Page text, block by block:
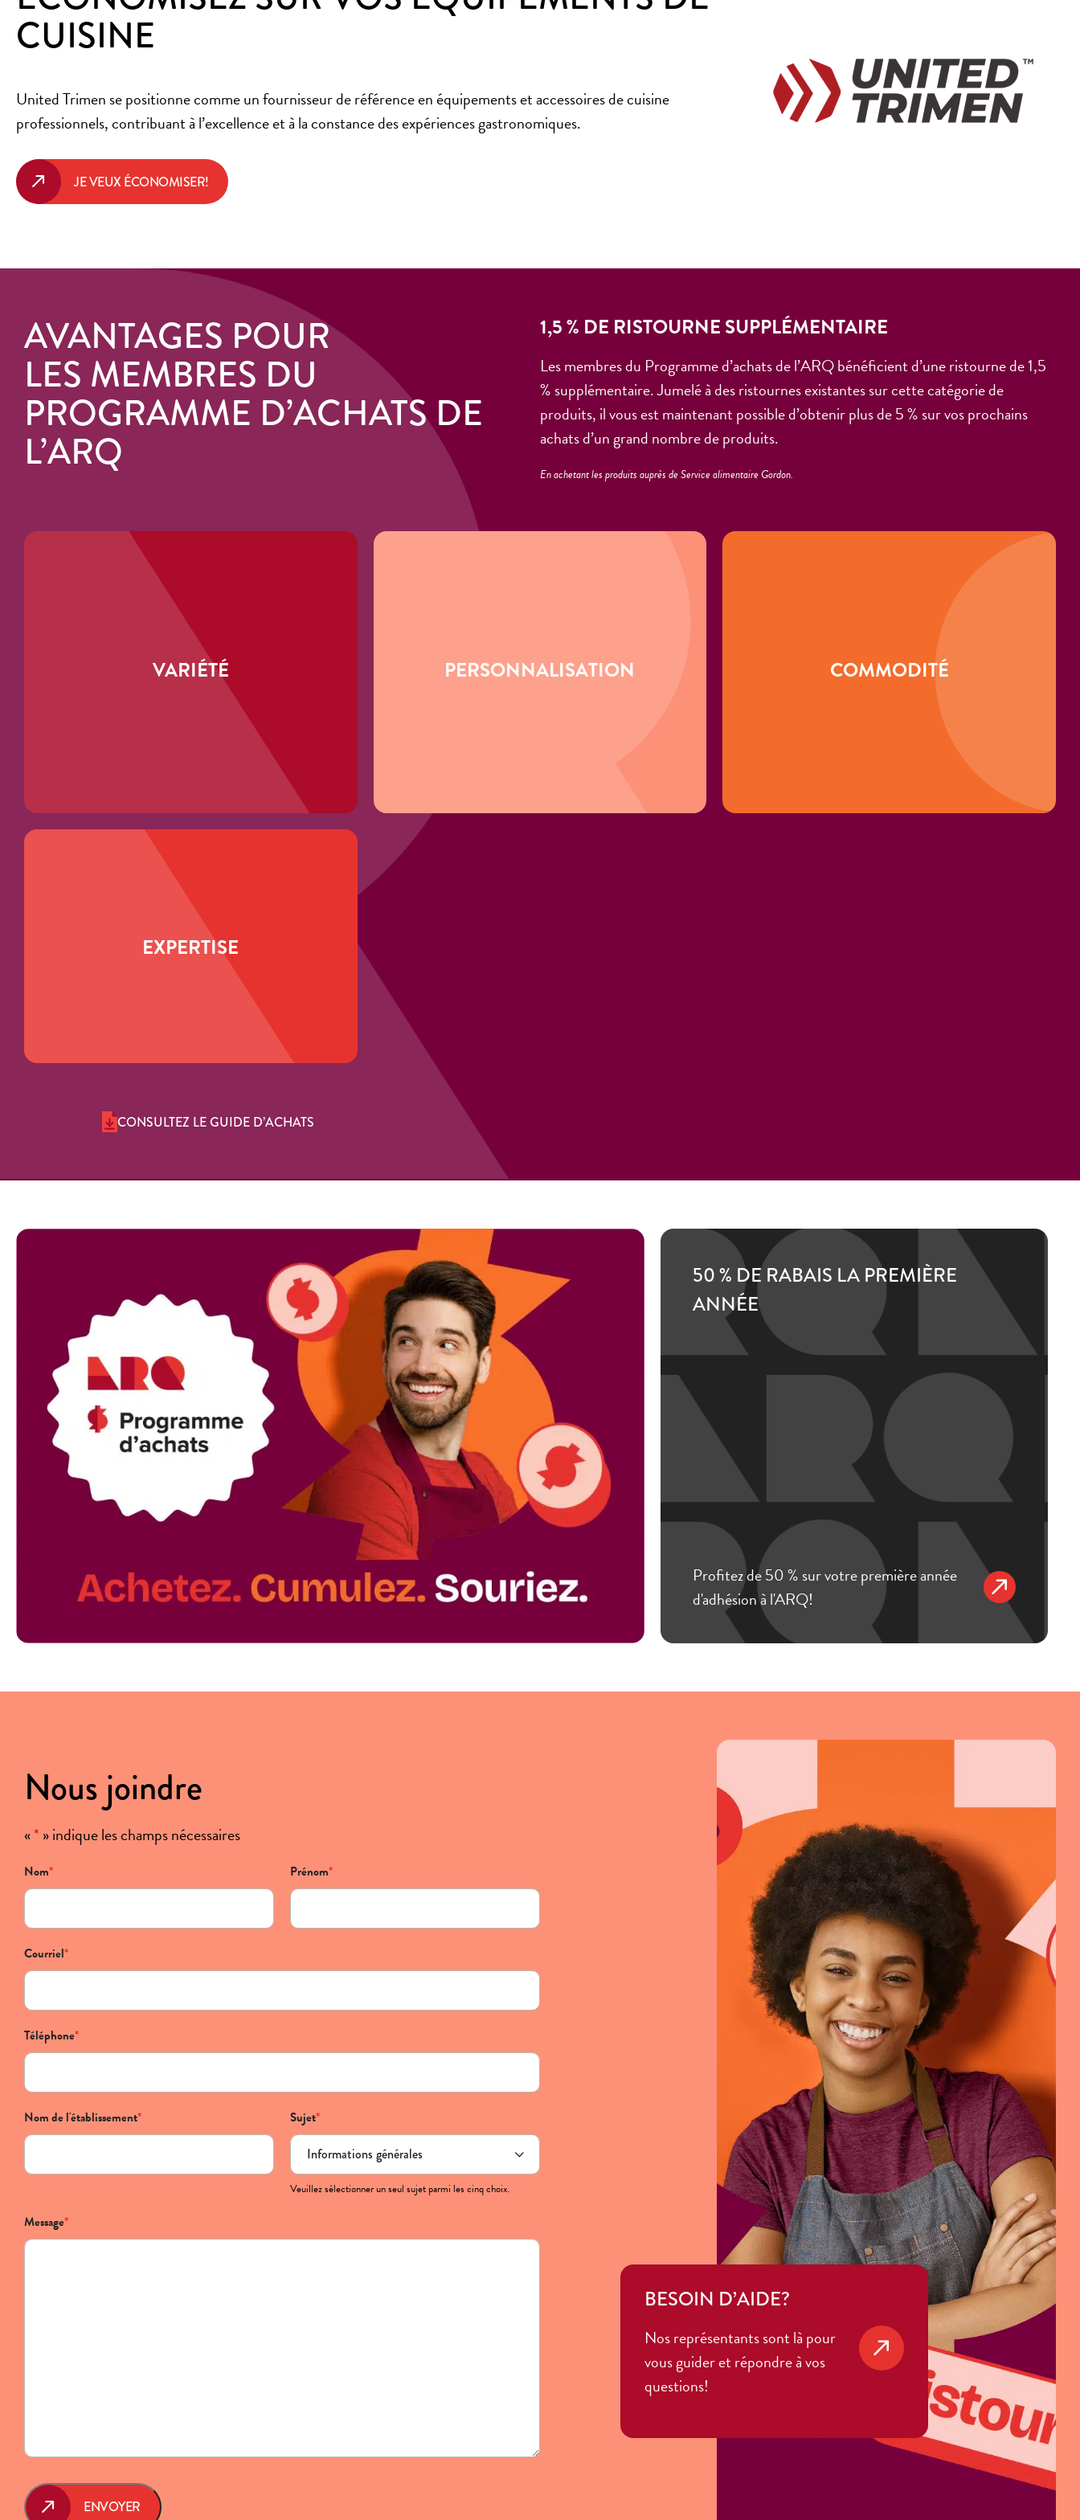
CUISINE
United Trimen se positionne comme un fournisseur de référence en équipements et accessoires de cuisine
professionnels, contribuant à l’excellence et à la constance des expériences gastronomiques.
JE VEUX ÉCONOMISER!
AVANTAGES POUR
LES MEMBRES DU
PROGRAMME D’ACHATS DE
L’ARQ
1,5 % DE RISTOURNE SUPPLÉMENTAIRE
Les membres du Programme d’achats de l’ARQ bénéficient d’une ristourne de 1,5
% supplémentaire. Jumelé à des ristournes existantes sur cette catégorie de
produits, il vous est maintenant possible d’obtenir plus de 5 % sur vos prochains
achats d’un grand nombre de produits.
En achetant les produits auprès de Service alimentaire Gordon.
VARIÉTÉ PERSONNALISATION COMMODITÉ
EXPERTISE
CONSULTEZ LE GUIDE D’ACHATS
50 % DE RABAIS LA PREMIÈRE
ANNÉE
Profitez de 50 % sur votre première année
d'adhésion à l'ARQ!
Nous joindre
«* » indique les champs nécessaires
Nom* Prénom*
Courriel*
Téléphone*
Nom de l'établissement* Sujet*
Veuillez sélectionner un seul sujet parmi les cinq choix.
Message*
ENVOYER
BESOIN D’AIDE?
Nos représentants sont là pour
vous guider et répondre à vos
questions!